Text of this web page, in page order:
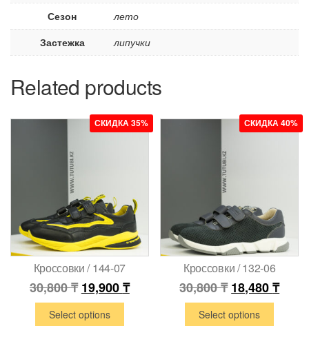
Сезон
лето
Застежка
липучки
Related products
СКИДКА 35%
Кроссовки / 144-07
30,800₸ 19,900₸
Select options
СКИДКА 40%
Кроссовки / 132-06
30,800₸ 18,480₸
Select options